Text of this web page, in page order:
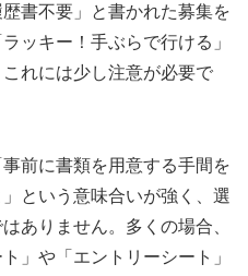
書不要」と書かれた募集を
ッキー！手ぶらで行ける」
れには少し注意が必要で
前に書類を用意する手間を
という意味合いが強く、選
ありません。多くの場合、
」や「エントリーシート」